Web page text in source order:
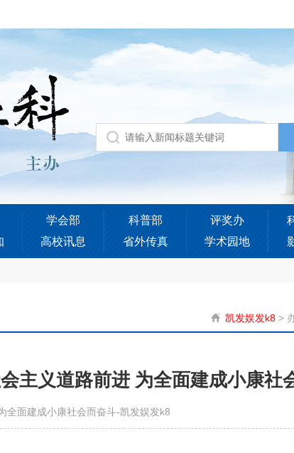
学会部 科普部 评奖办
高校讯息 省外传真 学术园地
凯发娱发k8>
主义道路前进 为全面建成小康社
全面建成小康社会而奋斗-凯发娱发k8